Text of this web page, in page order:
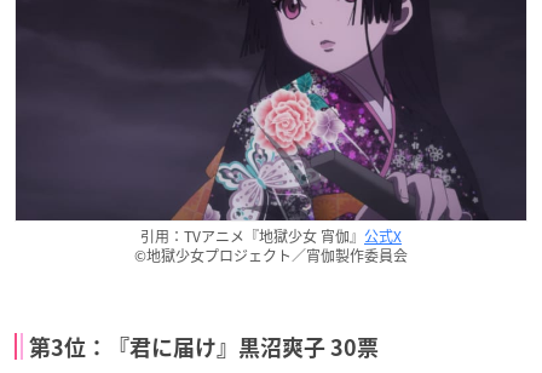
引用：TVアニメ『地獄少女 宵伽』 公式X
©地獄少女プロジェクト／宵伽製作委員会
第3位：『君に届け』黒沼爽子 30票